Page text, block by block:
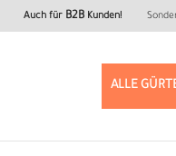
Auch für B2B Kunden!
ALLE